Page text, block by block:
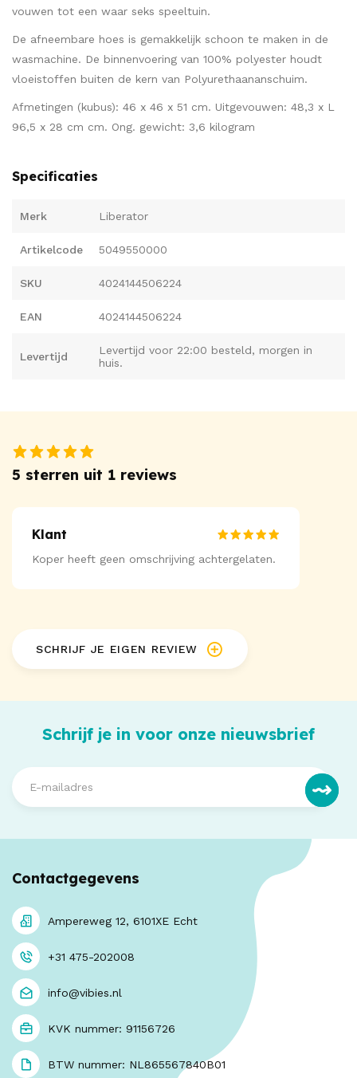
vouwen tot een waar seks speeltuin.
De afneembare hoes is gemakkelijk schoon te maken in de
wasmachine. De binnenvoering van 100% polyester houdt
vloeistoffen buiten de kern van Polyurethaananschuim.
Afmetingen (kubus): 46 x 46 x 51 cm. Uitgevouwen: 48,3 x L
96,5 x 28 cm cm. Ong. gewicht: 3,6 kilogram
Specificaties
Merk Liberator
Artikelcode 5049550000
SKU 4024144506224
EAN 4024144506224
Levertijd
Levertijd voor 22:00 besteld, morgen in
huis.
5 sterren uit 1 reviews
Klant
Koper heeft geen omschrijving achtergelaten.
SCHRIJF JE EIGEN REVIEW
Schrijf je in voor onze nieuwsbrief
Contactgegevens
Ampereweg 12, 6101XE Echt
+31 475-202008
info@vibies.nl
KVK nummer: 91156726
BTW nummer: NL865567840B01